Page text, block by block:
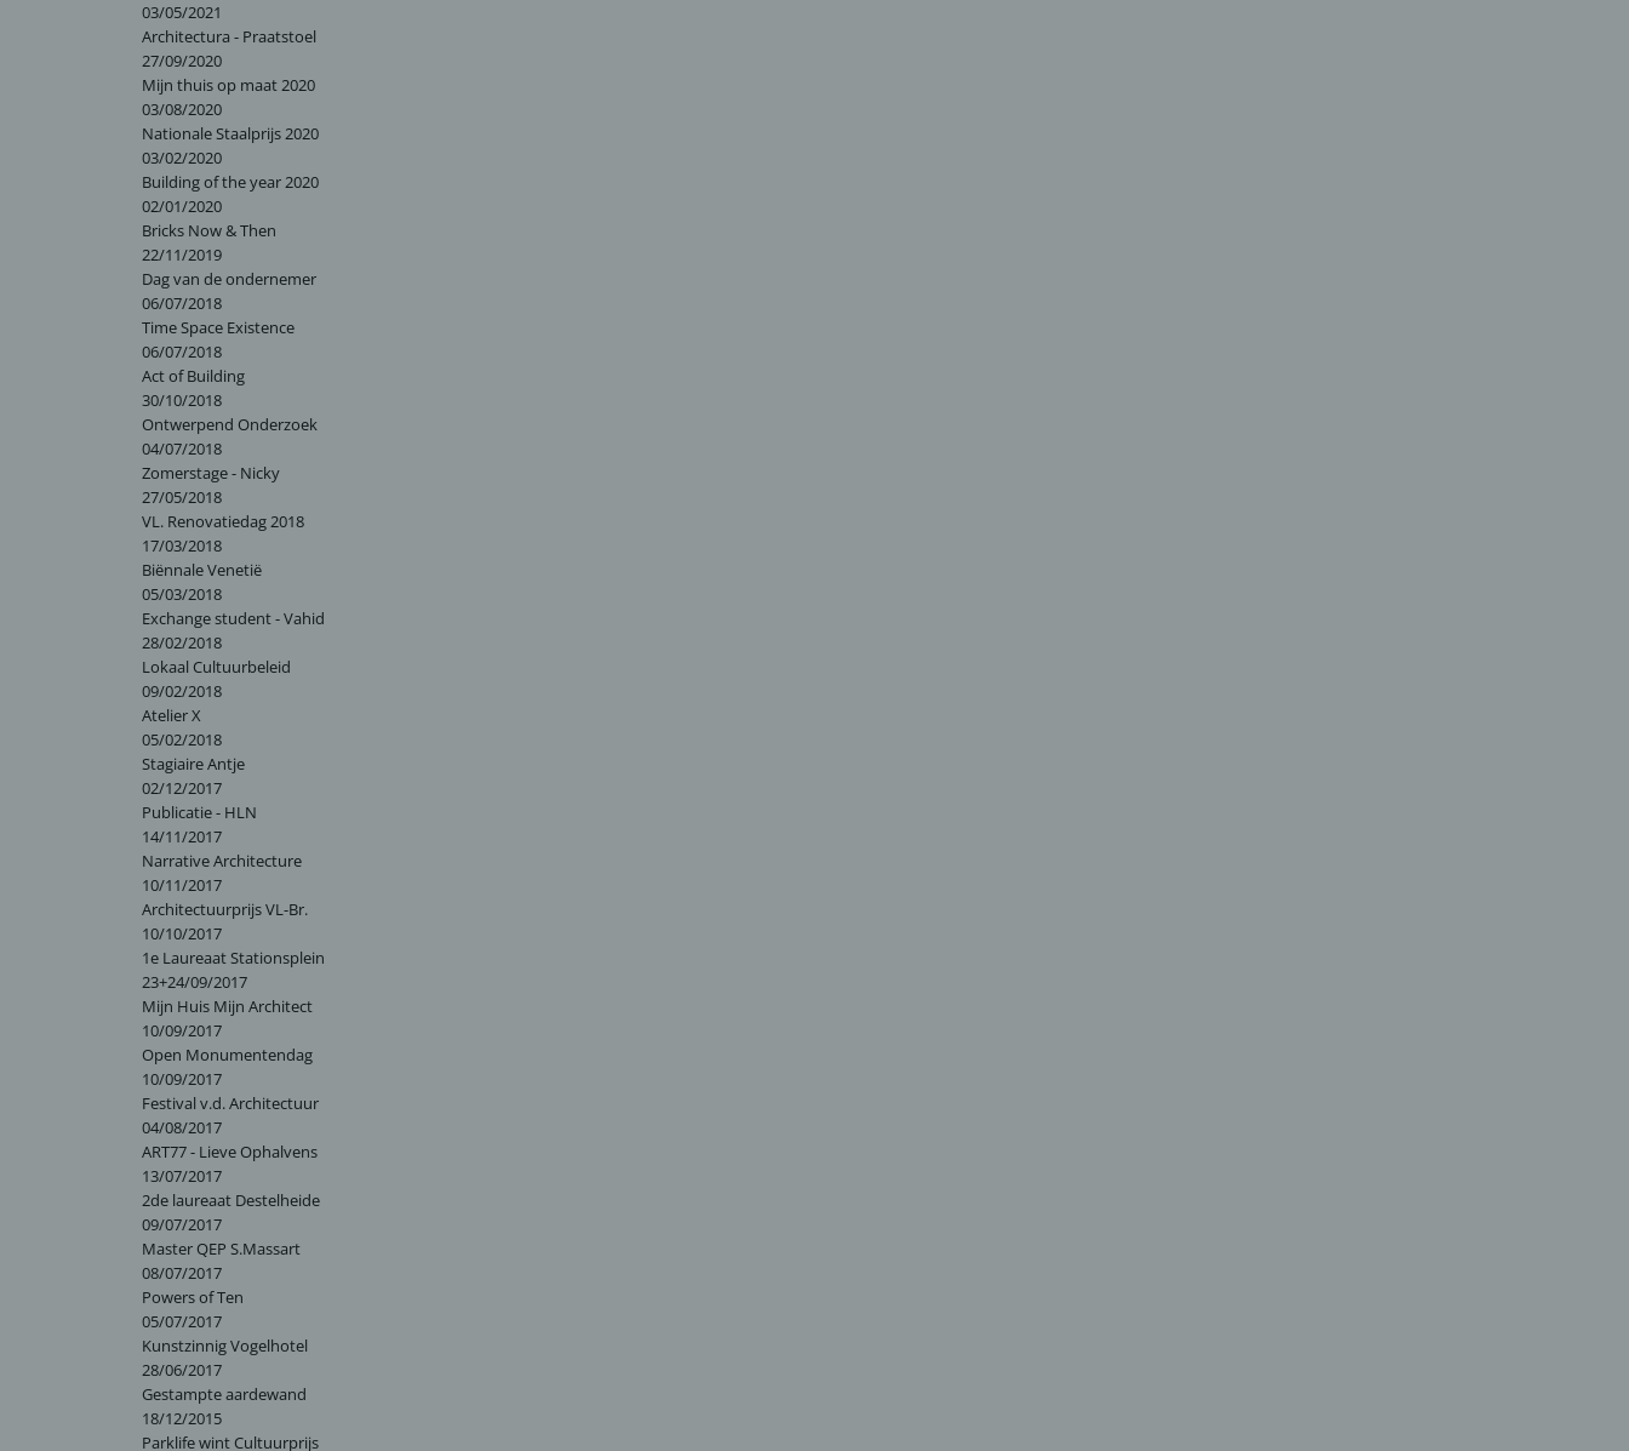
03/05/2021
Architectura - Praatstoel
27/09/2020
Mijn thuis op maat 2020
03/08/2020
Nationale Staalprijs 2020
03/02/2020
Building of the year 2020
02/01/2020
Bricks Now & Then
22/11/2019
Dag van de ondernemer
06/07/2018
Time Space Existence
06/07/2018
Act of Building
30/10/2018
Ontwerpend Onderzoek
04/07/2018
Zomerstage - Nicky
27/05/2018
VL. Renovatiedag 2018
17/03/2018
Biënnale Venetië
05/03/2018
Exchange student - Vahid
28/02/2018
Lokaal Cultuurbeleid
09/02/2018
Atelier X
05/02/2018
Stagiaire Antje
02/12/2017
Publicatie - HLN
14/11/2017
Narrative Architecture
10/11/2017
Architectuurprijs VL-Br.
10/10/2017
1e Laureaat Stationsplein
23+24/09/2017
Mijn Huis Mijn Architect
10/09/2017
Open Monumentendag
10/09/2017
Festival v.d. Architectuur
04/08/2017
ART77 - Lieve Ophalvens
13/07/2017
2de laureaat Destelheide
09/07/2017
Master QEP S.Massart
08/07/2017
Powers of Ten
05/07/2017
Kunstzinnig Vogelhotel
28/06/2017
Gestampte aardewand
18/12/2015
Parklife wint Cultuurprijs